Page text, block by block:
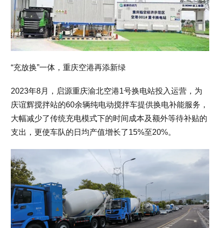
“充放换”一体，重庆空港再添新绿
2023年8月，启源重庆渝北空港1号换电站投入运营，为
庆谊辉搅拌站的60余辆纯电动搅拌车提供换电补能服务，
大幅减少了传统充电模式下的时间成本及额外等待补贴的
支出，更使车队的日均产值增长了15%至20%。